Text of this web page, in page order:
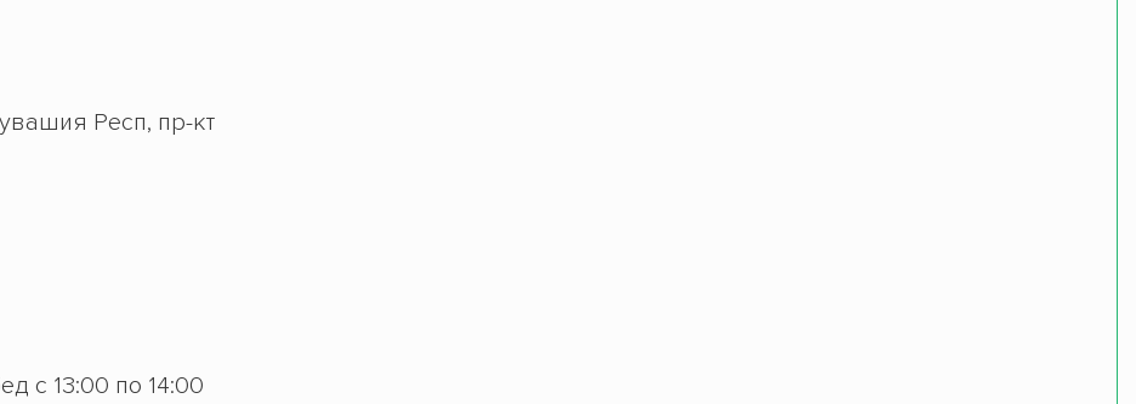
Респ, пр-кт
с 13:00 по 14:00